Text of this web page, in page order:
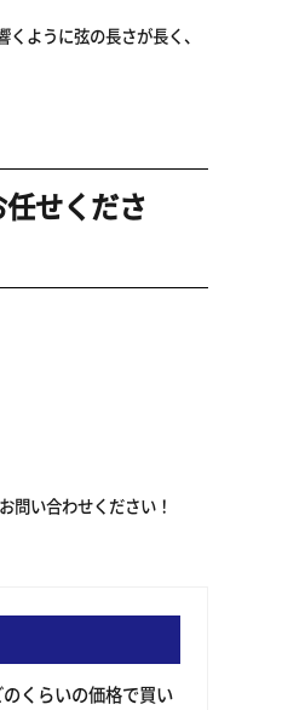
ように弦の長さが長く、
せくださ
問い合わせください！
くらいの価格で買い